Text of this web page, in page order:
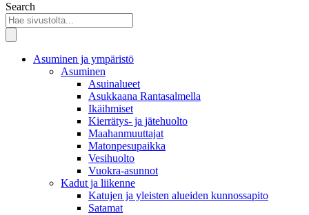
Search
Asuminen ja ympäristö
Asuminen
Asuinalueet
Asukkaana Rantasalmella
Ikäihmiset
Kierrätys- ja jätehuolto
Maahanmuuttajat
Matonpesupaikka
Vesihuolto
Vuokra-asunnot
Kadut ja liikenne
Katujen ja yleisten alueiden kunnossapito
Satamat